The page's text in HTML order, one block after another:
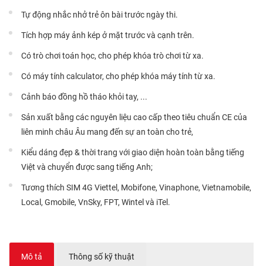
Tự động nhắc nhở trẻ ôn bài trước ngày thi.
Tích hợp máy ảnh kép ở mặt trước và cạnh trên.
Có trò chơi toán học, cho phép khóa trò chơi từ xa.
Có máy tính calculator, cho phép khóa máy tính từ xa.
Cảnh báo đồng hồ tháo khỏi tay, ...
Sản xuất bằng các nguyên liệu cao cấp theo tiêu chuẩn CE của
liên minh châu Âu mang đến sự an toàn cho trẻ,
Kiểu dáng đẹp & thời trang với giao diện hoàn toàn bằng tiếng
Việt và chuyển được sang tiếng Anh;
Tương thích SIM 4G Viettel, Mobifone, Vinaphone, Vietnamobile,
Local, Gmobile, VnSky, FPT, Wintel và iTel.
Mô tả Thông số kỹ thuật